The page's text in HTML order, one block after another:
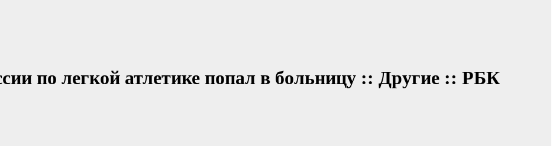
по легкой атлетике попал в больницу :: Другие :: РБК